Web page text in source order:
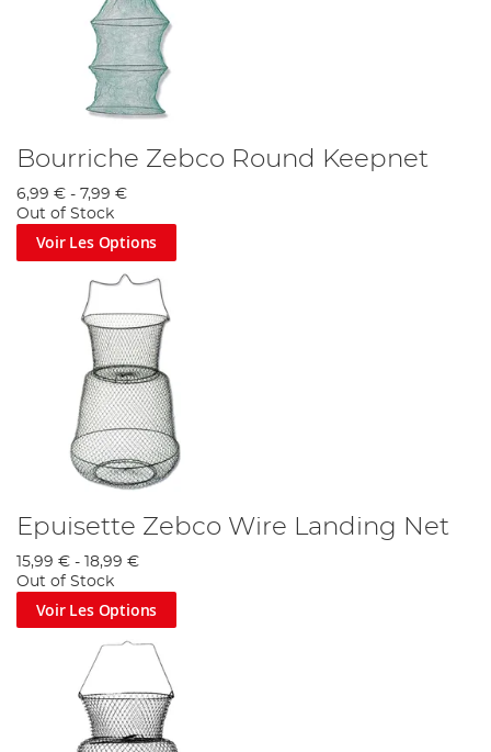
Bourriche Zebco Round Keepnet
6,99 € - 7,99 €
Out of Stock
Voir Les Options
Epuisette Zebco Wire Landing Net
15,99 € - 18,99 €
Out of Stock
Voir Les Options